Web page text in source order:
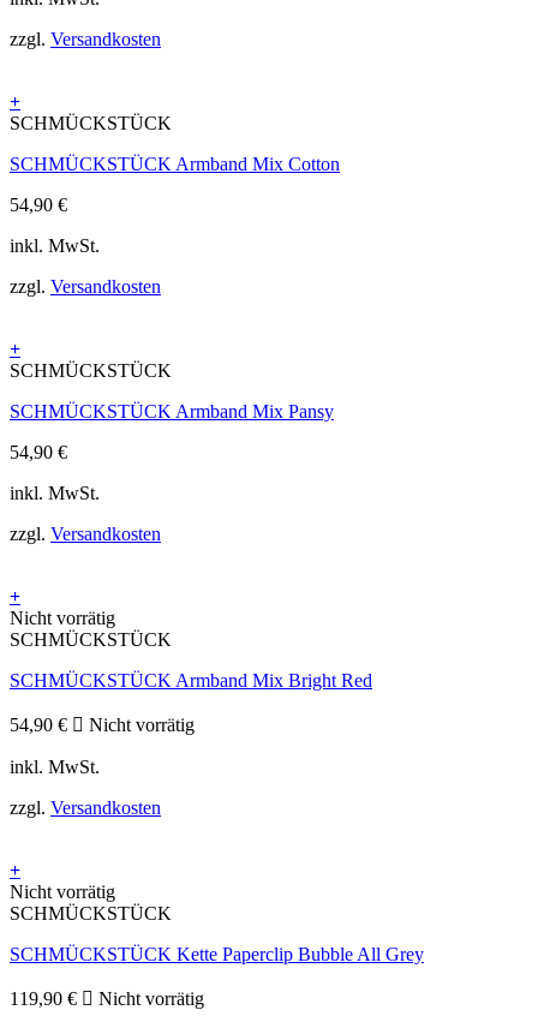
zzgl. Versandkosten
+
SCHMÜCKSTÜCK
SCHMÜCKSTÜCK Armband Mix Cotton
54,90 €
inkl. MwSt.
zzgl. Versandkosten
+
SCHMÜCKSTÜCK
SCHMÜCKSTÜCK Armband Mix Pansy
54,90 €
inkl. MwSt.
zzgl. Versandkosten
+
Nicht vorrätig
SCHMÜCKSTÜCK
SCHMÜCKSTÜCK Armband Mix Bright Red
54,90 € Nicht vorrätig
inkl. MwSt.
zzgl. Versandkosten
+
Nicht vorrätig
SCHMÜCKSTÜCK
SCHMÜCKSTÜCK Kette Paperclip Bubble All Grey
119,90 € Nicht vorrätig